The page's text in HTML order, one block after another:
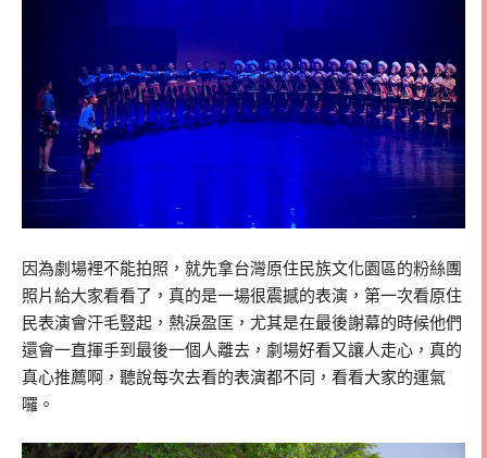
因為劇場裡不能拍照，就先拿台灣原住民族文化園區的粉絲團
照片給大家看看了，真的是一場很震撼的表演，第一次看原住
民表演會汗毛豎起，熱淚盈匡，尤其是在最後謝幕的時候他們
還會一直揮手到最後一個人離去，劇場好看又讓人走心，真的
真心推薦啊，聽說每次去看的表演都不同，看看大家的運氣
囉。